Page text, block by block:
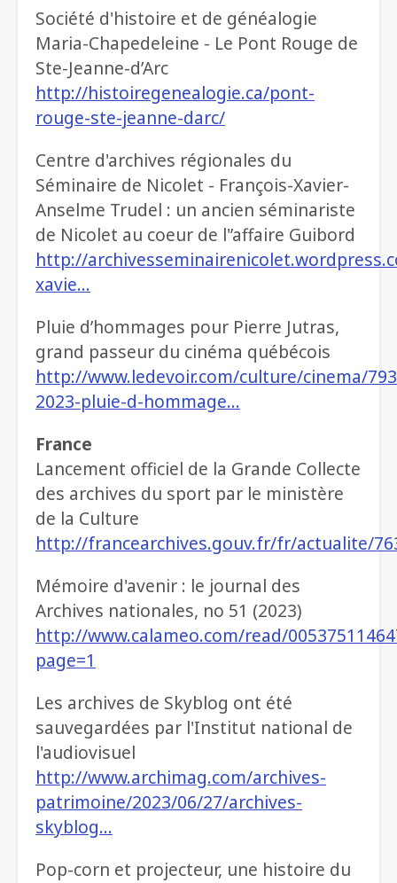
Société d'histoire et de généalogie
Maria-Chapedeleine - Le Pont Rouge de
Ste-Jeanne-d’Arc
http://histoiregenealogie.ca/pont-
rouge-ste-jeanne-darc/
Centre d'archives régionales du
Séminaire de Nicolet - François-Xavier-
Anselme Trudel : un ancien séminariste
de Nicolet au coeur de l'’affaire Guibord
http://
xavie…
Pluie d’hommages pour Pierre Jutras,
grand passeur du cinéma québécois
http://www.ledevoir.com/culture/cinema/
2023-pluie-d-hommage…
France
Lancement officiel de la Grande Collecte
des archives du sport par le ministère
de la Culture
http://francearchives.gouv.fr/fr/actualite/
Mémoire d'avenir : le journal des
Archives nationales, no 51 (2023)
http://www.calameo.com/read/
page=1
Les archives de Skyblog ont été
sauvegardées par l'Institut national de
l'audiovisuel
http://www.archimag.com/archives-
patrimoine/2023/06/27/archives-
skyblog…
Pop-corn et projecteur, une histoire du